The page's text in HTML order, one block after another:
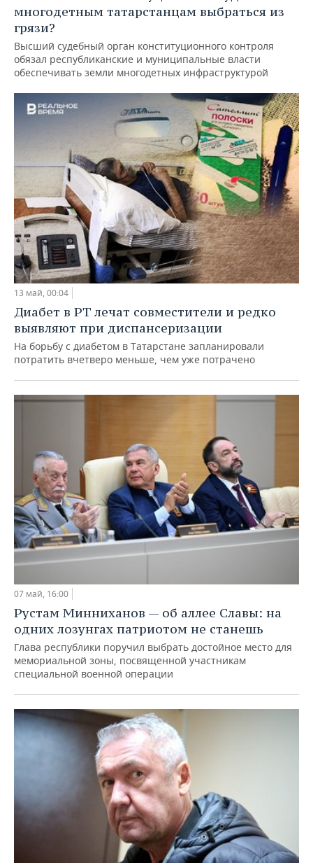
многодетным татарстанцам выбраться из
грязи?
Высший судебный орган конституционного контроля
обязал республиканские и муниципальные власти
обеспечивать земли многодетных инфраструктурой
13 май, 00:04
Диабет в РТ лечат совместители и редко
выявляют при диспансеризации
На борьбу с диабетом в Татарстане запланировали
потратить вчетверо меньше, чем уже потрачено
07 май, 16:00
Рустам Минниханов — об аллее Славы: на
одних лозунгах патриотом не станешь
Глава республики поручил выбрать достойное место для
мемориальной зоны, посвященной участникам
специальной военной операции